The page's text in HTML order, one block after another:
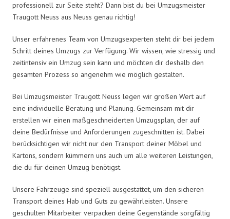
professionell zur Seite steht? Dann bist du bei Umzugsmeister
Traugott Neuss aus Neuss genau richtig!
Unser erfahrenes Team von Umzugsexperten steht dir bei jedem
Schritt deines Umzugs zur Verfügung. Wir wissen, wie stressig und
zeitintensiv ein Umzug sein kann und möchten dir deshalb den
gesamten Prozess so angenehm wie möglich gestalten.
Bei Umzugsmeister Traugott Neuss legen wir großen Wert auf
eine individuelle Beratung und Planung. Gemeinsam mit dir
erstellen wir einen maßgeschneiderten Umzugsplan, der auf
deine Bedürfnisse und Anforderungen zugeschnitten ist. Dabei
berücksichtigen wir nicht nur den Transport deiner Möbel und
Kartons, sondern kümmern uns auch um alle weiteren Leistungen,
die du für deinen Umzug benötigst.
Unsere Fahrzeuge sind speziell ausgestattet, um den sicheren
Transport deines Hab und Guts zu gewährleisten. Unsere
geschulten Mitarbeiter verpacken deine Gegenstände sorgfältig